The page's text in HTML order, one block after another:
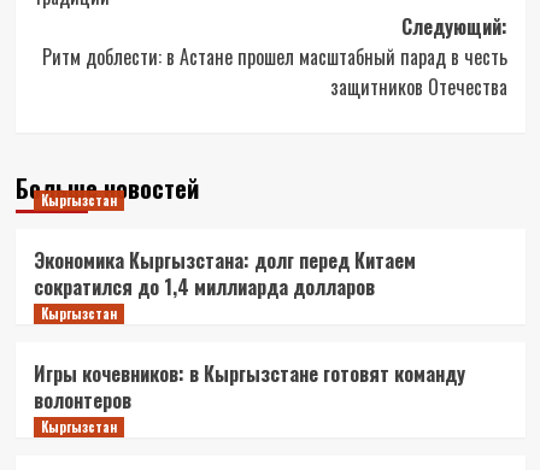
Следующий:
Ритм доблести: в Астане прошел масштабный парад в честь
защитников Отечества
Больше новостей
Кыргызстан
Экономика Кыргызстана: долг перед Китаем
сократился до 1,4 миллиарда долларов
Кыргызстан
Игры кочевников: в Кыргызстане готовят команду
волонтеров
Кыргызстан